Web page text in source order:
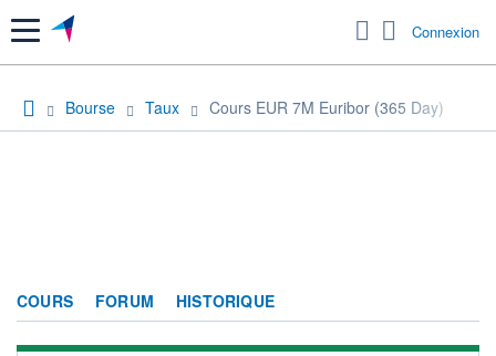
Menu Connexion
Bourse Taux Cours EUR 7M Euribor (365 Day)
COURS FORUM HISTORIQUE